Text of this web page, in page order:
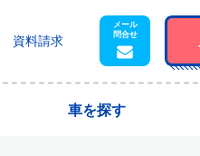
資料請求
車を探す